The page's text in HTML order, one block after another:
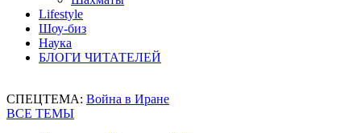
Lifestyle
Шоу-биз
Наука
БЛОГИ ЧИТАТЕЛЕЙ
СПЕЦТЕМА: Война в Иране
ВСЕ ТЕМЫ